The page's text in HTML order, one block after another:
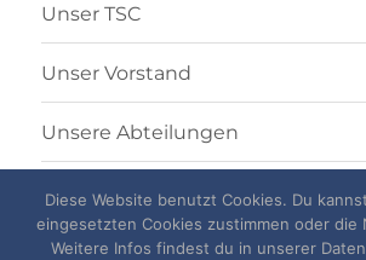
Unser TSC
Unser Vorstand
Unsere Abteilungen
Unsere Satzung
Unsere Formulare
Diese Website benutzt Cookies. Du
eingesetzten Cookies zustimmen oder die
Weitere Infos findest du in unserer